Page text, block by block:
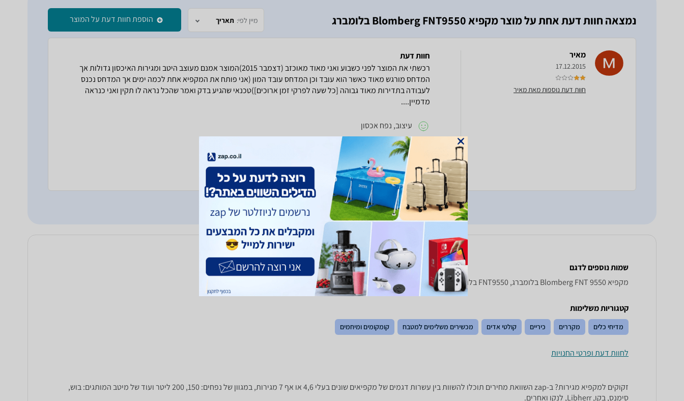
נמצאה חוות דעת אחת על מוצר מקפיא Blomberg FNT9550 בלומברג מיין לפי: תאריך הוספת חוות דעת על המוצר
מאיר
17.12.2015
חוות דעת נוספות מאת מאיר
חוות דעת
רכשתי את המוצר לפני כשבוע ואני מאוד מאוכזב (דצמבר 2015)המוצר אמנם מעוצב היטב ומגירות האיכסון גדולות אך
המדחס מורגש מאוד כאשר הוא עובד וכן המדחס עובד המון (אני פותח את המקפיא אחת לכמה ימים אך המדחס נכנס
לעבודה בתדירות מאוד גבוהה [כל שעה לפרקי זמן ארוכים])טכנאי שהגיע בדק ואמר שהכל נראה לו תקין ואני כנראה
מדמיין....
עיצוב, נפח אכסון
מדחס רועש ועובד המון (כ 30 אחוז מהזמן המדחס עובד)
חוו"ד עזרה 5 חוו"ד לא עזרה
שמות נוספים לדגם
מקפיא Blomberg FNT 9550 בלומברג, FNT9550 בלומברג , בלומברג FNT9550
קטגוריות משלימות
מדיחי כלים מקררים כיריים קולטי אדים מכשירים משלימים למטבח קומקומים ומיחמים
לחוות דעת ופרטי החנויות
זקוקים למקפיא מגירות? ב-zap השוואת מחירים תוכלו להשוות בין עשרות דגמים של מקפיאים שונים בעלי 4,6 או אף 7 מגירות, במגוון של נפחים: 150, 200 ליטר ועוד של מיטב המותגים: בוש,
סימנס, בקו, Libherr, לנקו ואחרים.